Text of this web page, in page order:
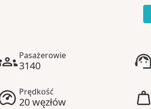
Pasażerowie
3140
Prędkość
20 węzłów